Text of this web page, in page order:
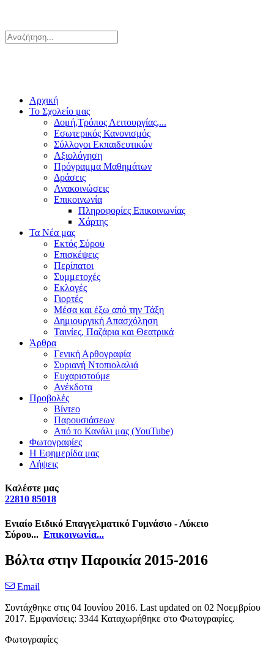
Αρχική
Το Σχολείο μας
Δομή,Τρόπος Λειτουργίας,...
Εσωτερικός Κανονισμός
Σύλλογοι Εκπαιδευτικών
Αξιολόγηση
Πρόγραμμα Μαθημάτων
Δράσεις
Ανακοινώσεις
Επικοινωνία
Πληροφορίες Επικοινωνίας
Χάρτης
Τα Νέα μας
Εκτός Σύρου
Επισκέψεις
Περίπατοι
Συμμετοχές
Εκλογές
Γιορτές
Μέσα και έξω από την Τάξη
Δημιουργική Απασχόληση
Ταινίες, Παζάρια και Θεατρικά
Άρθρα
Γενική Αρθογραφία
Συριανή Ντοπιολαλιά
Ευχαριστούμε
Ανέκδοτα
Προβολές
Βίντεο
Παρουσιάσεων
Από το Κανάλι μας (YouTube)
Φωτογραφίες
Η Εφημερίδα μας
Λήψεις
Καλέστε μας
22810 85018
Ενιαίο Ειδικό Επαγγελματικό Γυμνάσιο - Λύκειο
Σύρου... Επικοινωνία...
Βόλτα στην Παροικία 2015-2016
Email
Συντάχθηκε στις 04 Ιουνίου 2016. Last updated on 02 Νοεμβρίου
2017. Εμφανίσεις: 3344 Καταχωρήθηκε στο Φωτογραφίες.
Φωτογραφίες